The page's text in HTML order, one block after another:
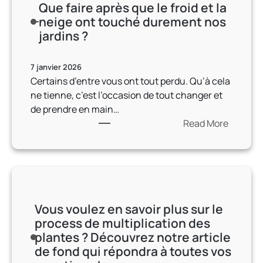
i
a
t
Que faire après que le froid et la
neige ont touché durement nos
jardins ?
7 janvier 2026
Certains d’entre vous ont tout perdu. Qu’à cela
ne tienne, c’est l’occasion de tout changer et
de prendre en main…
Read More
Q
r
e
Vous voulez en savoir plus sur le
process de multiplication des
plantes ? Découvrez notre article
de fond qui répondra à toutes vos